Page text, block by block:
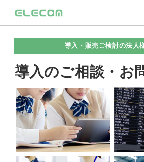
導入・販売ご検討の法人
導入のご相談・お